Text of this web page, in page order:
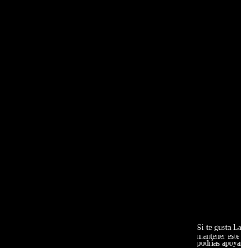
Si te gusta
mantener
podrías